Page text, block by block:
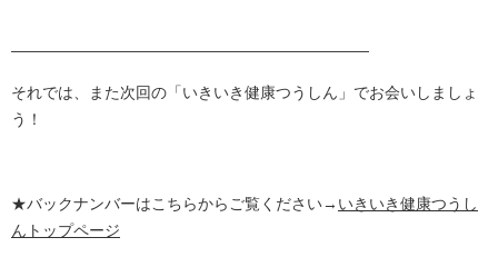
―――――――――――――――――――――――
それでは、また次回の「いきいき健康つうしん」でお会いしましょ
う！
★バックナンバーはこちらからご覧ください→ いきいき健康つうし
んトップページ